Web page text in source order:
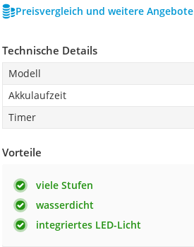
Preisvergleich und weitere Angebote
Technische Details
Modell
Akkulaufzeit
Timer
Vorteile
viele Stufen
wasserdicht
integriertes LED-Licht